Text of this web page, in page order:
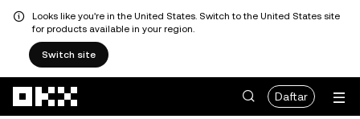
Looks like you're in the United States. Switch to the United States site
for products available in your region.
Switch site
Daftar